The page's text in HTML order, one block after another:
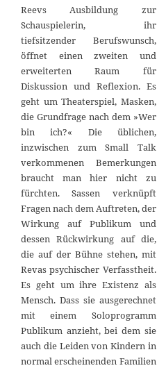
Reevs Ausbildung zur
Schauspielerin, ihr
tiefsitzender Berufswunsch,
öffnet einen zweiten und
erweiterten Raum für
Diskussion und Reflexion. Es
geht um Theaterspiel, Masken,
die Grundfrage nach dem »Wer
bin ich?« Die üblichen,
inzwischen zum Small Talk
verkommenen Bemerkungen
braucht man hier nicht zu
fürchten. Sassen verknüpft
Fragen nach dem Auftreten, der
Wirkung auf Publikum und
dessen Rückwirkung auf die,
die auf der Bühne stehen, mit
Revas psychischer Verfasstheit.
Es geht um ihre Existenz als
Mensch. Dass sie ausgerechnet
mit einem Soloprogramm
Publikum anzieht, bei dem sie
auch die Leiden von Kindern in
normal erscheinenden Familien